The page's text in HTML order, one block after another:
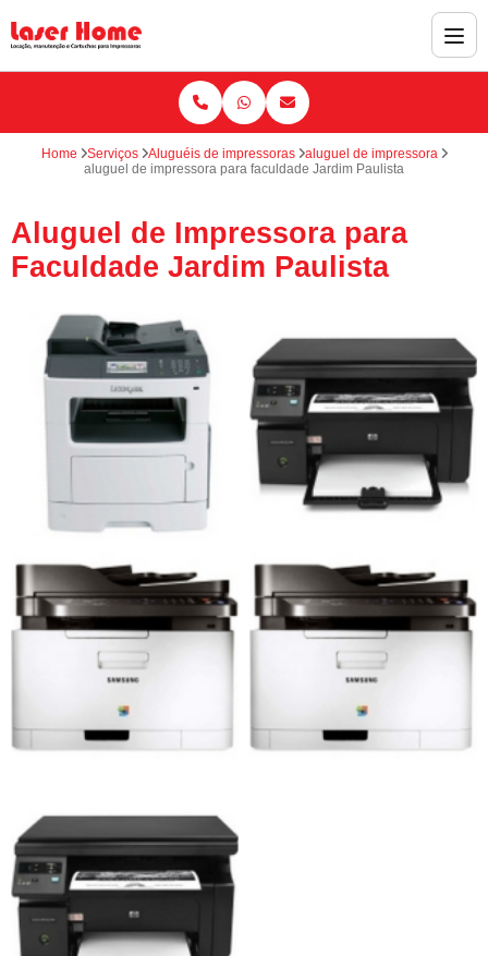
Home Serviços Aluguéis de impressoras
aluguel de impressora
aluguel de impressora para faculdade Jardim Paulista
Aluguel de Impressora para
Faculdade Jardim Paulista